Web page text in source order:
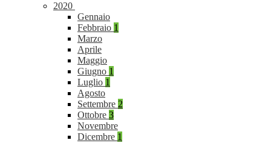
2020
Gennaio
Febbraio 1
Marzo
Aprile
Maggio
Giugno 1
Luglio 1
Agosto
Settembre 2
Ottobre 3
Novembre
Dicembre 1